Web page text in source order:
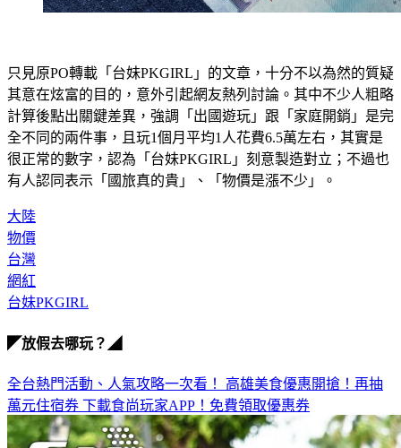
其意在炫富的目的，意外引起網友熱列討論。其中不少人粗略
計算後點出關鍵差異，強調「出國遊玩」跟「家庭開銷」是完
全不同的兩件事，且玩1個月平均1人花費6.5萬左右，其實是
很正常的數字，認為「台妹PKGIRL」刻意製造對立；不過也
有人認同表示「國旅真的貴」、「物價是漲不少」。
物價
台灣
網紅
台妹PKGIRL
萬元住宿券下載食尚玩家APP！免費領取優惠券